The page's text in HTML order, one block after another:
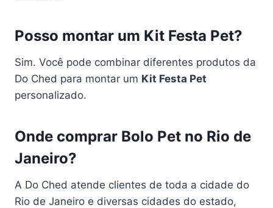
Posso montar um Kit Festa Pet?
Sim. Você pode combinar diferentes produtos da
Do Ched para montar um Kit Festa Pet
personalizado.
Onde comprar Bolo Pet no Rio de
Janeiro?
A Do Ched atende clientes de toda a cidade do
Rio de Janeiro e diversas cidades do estado,